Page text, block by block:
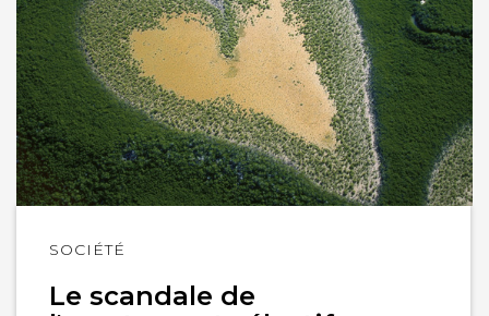
SOCIÉTÉ
Le scandale de
Lire